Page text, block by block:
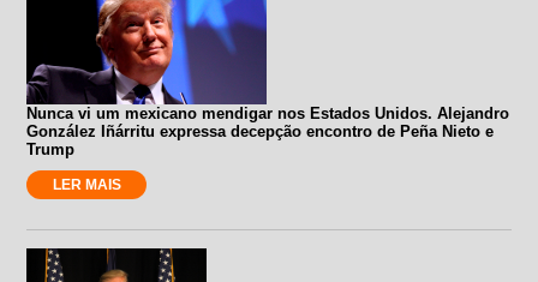
Nunca vi um mexicano mendigar nos Estados Unidos. Alejandro
González Iñárritu expressa decepção encontro de Peña Nieto e
Trump
LER MAIS